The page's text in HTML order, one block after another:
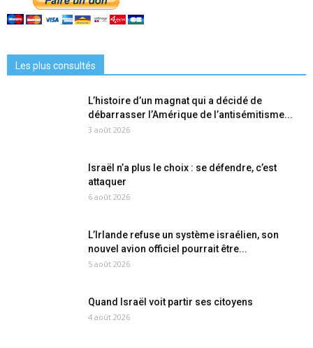
Les plus consultés
L’histoire d’un magnat qui a décidé de
débarrasser l’Amérique de l’antisémitisme...
3 août 2026
Israël n’a plus le choix : se défendre, c’est
attaquer
6 août 2026
L’Irlande refuse un système israélien, son
nouvel avion officiel pourrait être...
5 août 2026
Quand Israël voit partir ses citoyens
4 août 2026